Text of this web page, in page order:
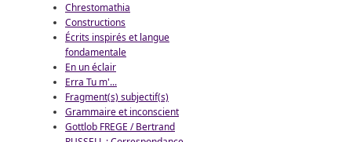
Chrestomathia
Constructions
Écrits inspirés et langue
fondamentale
En un éclair
Erra Tu m'...
Fragment(s) subjectif(s)
Grammaire et inconscient
Gottlob FREGE / Bertrand